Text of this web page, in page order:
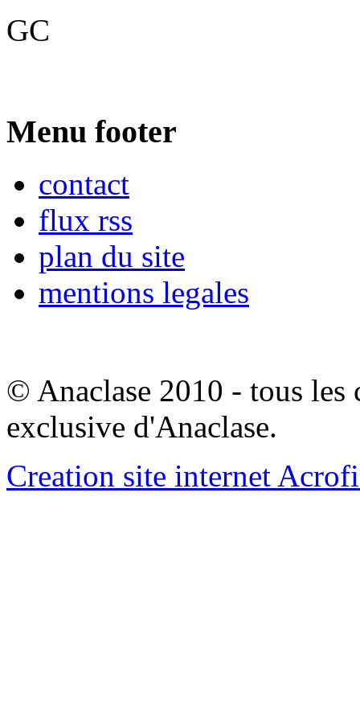
GC
Menu footer
contact
flux rss
plan du site
mentions legales
© Anaclase 2010 - tous les
exclusive d'Anaclase.
Creation site internet